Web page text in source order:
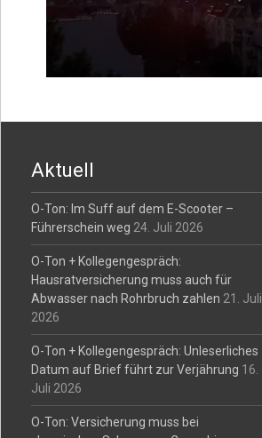
Aktuell
O-Ton: Im Suff auf dem E-Scooter –
Führerschein weg 24. Juli 2026
O-Ton + Kollegengespräch:
Hausratversicherung muss auch für
Abwasser nach Rohrbruch zahlen 21. Juli
2026
O-Ton + Kollegengespräch: Unleserliches
Datum auf Brief führt zur Verjährung 16.
Juli 2026
O-Ton: Versicherung muss bei